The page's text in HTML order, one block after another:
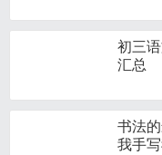
初三
汇总
书法
我手